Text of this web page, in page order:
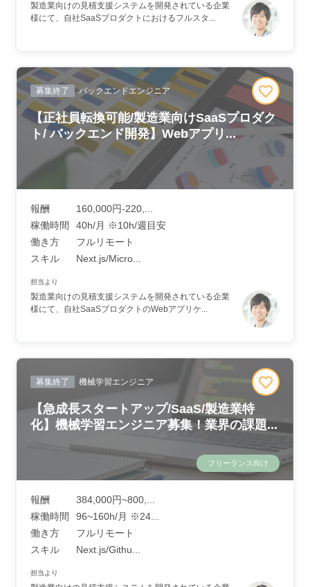
製造業向けの見積支援システムを開発されている企業
様にて、自社SaaSプロダクトにおけるフルスタ...
募集終了 バックエンドエンジニア
【正社員転換可能/製造業向けSaaSプロダク
ト/ バックエンド開発】Webアプリ...
報酬
160,000円-220,...
稼働時間
40h/月 ※10h/週目安
働き方
フルリモート
スキル
Next.js/Micro...
担当より
製造業向けの見積支援システムを開発されている企業
様にて、自社SaaSプロダクトのWebアプリケ...
募集終了 機械学習エンジニア
【急成長スタートアップ/SaaS/製造業特
化】機械学習エンジニア募集！業界の課題...
フリーランス向け
報酬
384,000円~800,...
稼働時間
96~160h/月 ※24...
働き方
フルリモート
スキル
Next.js/Githu...
担当より